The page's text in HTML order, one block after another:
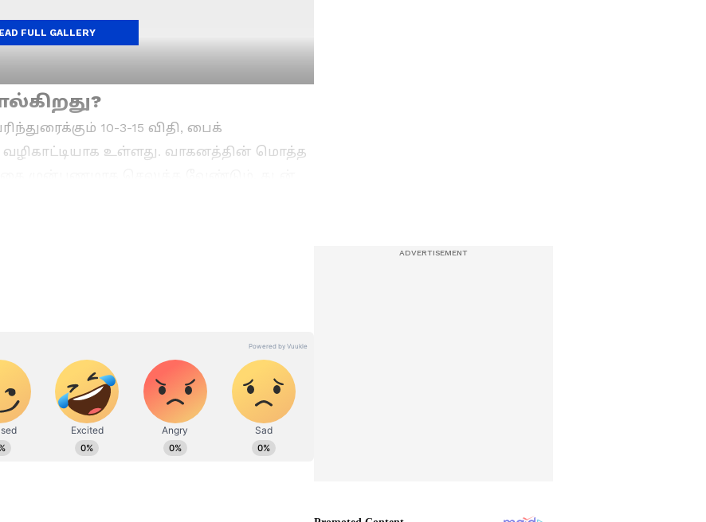
10-3-15 விதி, பைக்
உள்ளது. வாகனத்தின் மொத்த
ரயில்
Tata Sierra EV: 500 கி.மீ.
ரேஞ்சுடன் வரும் புதிய
டாடா சியரா எலக்ட்ரிக்
எஸ்யூவி! ஜூன் 30-ல்
பிரம்மாண்ட அறிமுகம்.!
FULL GALLERY